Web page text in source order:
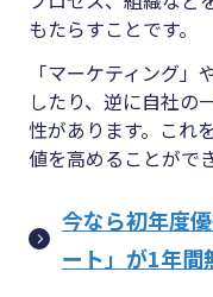
もたらすことです。
「マーケティング
したり、逆に自社の
性があります。これ
値を高めることがで
今なら初年度
ート」が1年間